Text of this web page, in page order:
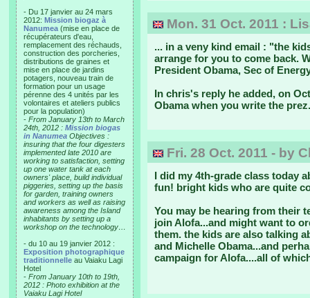
- Du 17 janvier au 24 mars
2012: Mission biogaz à
Nanumea (mise en place de
récupérateurs d'eau,
remplacement des réchauds,
construction des porcheries,
distributions de graines et
mise en place de jardins
potagers, nouveau train de
formation pour un usage
pérenne des 4 unités par les
volontaires et ateliers publics
pour la population)
- From January 13th to March
24th, 2012 : Mission biogas
in Nanumea Objectives :
insuring that the four digesters
implemented late 2010 are
working to satisfaction, setting
up one water tank at each
owners' place, build individual
piggeries, setting up the basis
for garden, training owners
and workers as well as raising
awareness among the Island
inhabitants by setting up a
workshop on the technology…
- du 10 au 19 janvier 2012 :
Exposition photographique
traditionnelle au Vaiaku Lagi
Hotel
- From January 10th to 19th,
2012 : Photo exhibition at the
Vaiaku Lagi Hotel
Mon. 31 Oct. 2011 :
... in a veny kind email : "the
arrange for you to come back.
President Obama, Sec of
In chris's reply he added, on
Obama when you write the
Fri. 28 Oct. 2011 - by
I did my 4th-grade class today
fun! bright kids who are quite
You may be hearing from their
join Alofa...and might want to
them. the kids are also talking
and Michelle Obama...and
campaign for Alofa....all of